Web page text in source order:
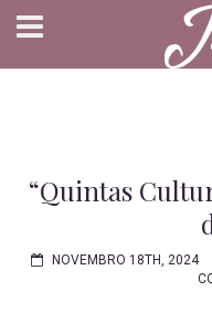
“Quintas
NOVEMBRO 18TH, 2024